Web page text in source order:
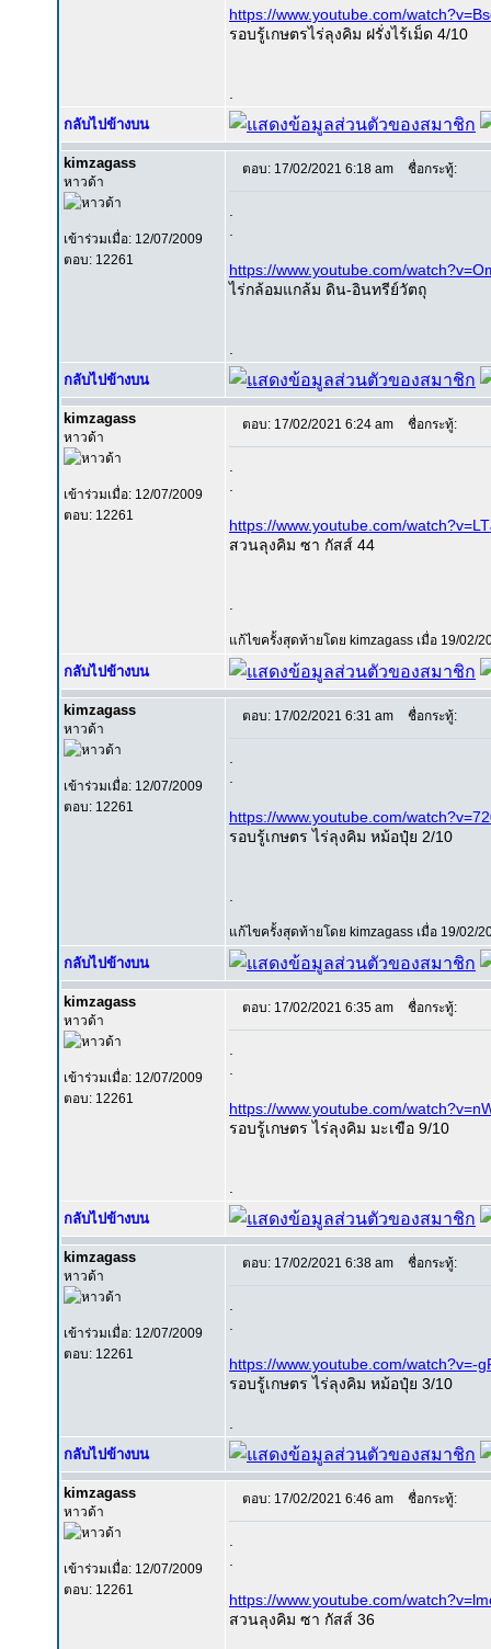
https://www.youtube.com/
รอบรู้เกษตรไร่ลุงคิม ฝรั่งไร้เม็ด 4/10
กลับไปข้างบน
kimzagass
หาวด้า
เข้าร่วมเมื่อ: 12/07/2009
ตอบ: 12261
ตอบ: 17/02/2021 6:18 am ชื่อกระทู้:
https://www.youtube.com/
ไร่กล้อมแกล้ม ดิน-อินทรีย์วัตถุ
กลับไปข้างบน
kimzagass
หาวด้า
เข้าร่วมเมื่อ: 12/07/2009
ตอบ: 12261
ตอบ: 17/02/2021 6:24 am ชื่อกระทู้:
https://www.youtube.com/
สวนลุงคิม ซา กัสส์ 44
แก้ไขครั้งสุดท้ายโดย kimzagass เมื่อ 19/02/
กลับไปข้างบน
kimzagass
หาวด้า
เข้าร่วมเมื่อ: 12/07/2009
ตอบ: 12261
ตอบ: 17/02/2021 6:31 am ชื่อกระทู้:
https://www.youtube.com/
รอบรู้เกษตร ไร่ลุงคิม หม้อปุ๋ย 2/10
แก้ไขครั้งสุดท้ายโดย kimzagass เมื่อ 19/02/
กลับไปข้างบน
kimzagass
หาวด้า
เข้าร่วมเมื่อ: 12/07/2009
ตอบ: 12261
ตอบ: 17/02/2021 6:35 am ชื่อกระทู้:
https://www.youtube.com/
รอบรู้เกษตร ไร่ลุงคิม มะเขือ 9/10
กลับไปข้างบน
kimzagass
หาวด้า
เข้าร่วมเมื่อ: 12/07/2009
ตอบ: 12261
ตอบ: 17/02/2021 6:38 am ชื่อกระทู้:
https://www.youtube.com/watch?v=-
รอบรู้เกษตร ไร่ลุงคิม หม้อปุ๋ย 3/10
กลับไปข้างบน
kimzagass
หาวด้า
เข้าร่วมเมื่อ: 12/07/2009
ตอบ: 12261
ตอบ: 17/02/2021 6:46 am ชื่อกระทู้:
https://www.youtube.com/
สวนลุงคิม ซา กัสส์ 36